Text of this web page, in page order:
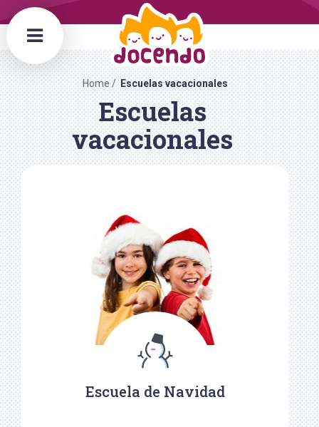
Home Escuelas vacacionales
Escuelas
vacacionales
Escuela de Navidad